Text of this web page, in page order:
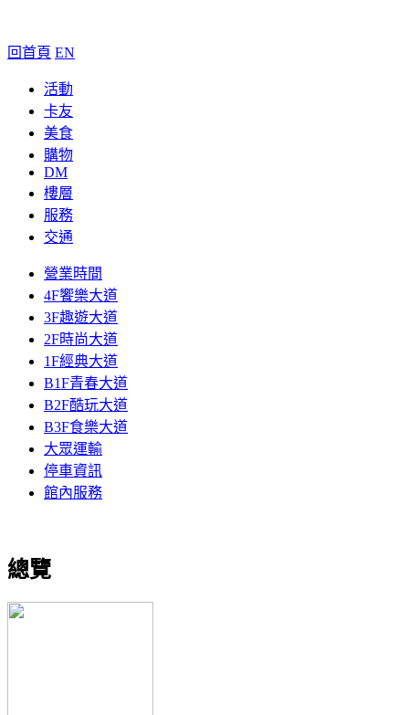
回首頁 EN
活動
卡友
美食
購物
DM
樓層
服務
交通
營業時間
4F饗樂大道
3F趣遊大道
2F時尚大道
1F經典大道
B1F青春大道
B2F酷玩大道
B3F食樂大道
大眾運輸
停車資訊
館內服務
總覽